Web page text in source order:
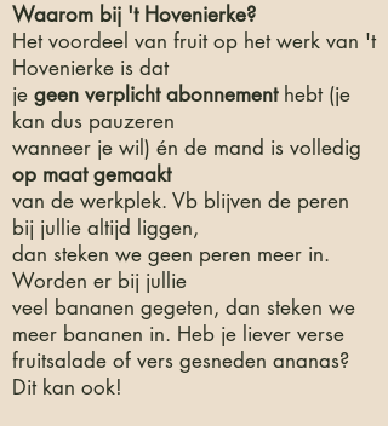
Waarom bij 't Hovenierke?
Het voordeel van fruit op het werk van 't
Hovenierke is dat
je geen verplicht abonnement hebt (je
kan dus pauzeren
wanneer je wil) én de mand is volledig
op maat gemaakt
van de werkplek. Vb blijven de peren
bij jullie altijd liggen,
dan steken we geen peren meer in.
Worden er bij jullie
veel bananen gegeten, dan steken we
meer bananen in. Heb je liever verse
fruitsalade of vers gesneden ananas?
Dit kan ook!